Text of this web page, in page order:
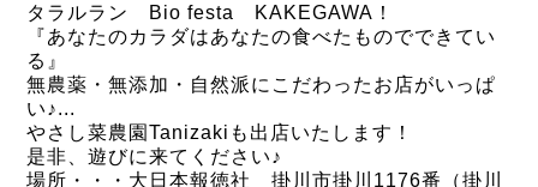
タラルラン Bio festa KAKEGAWA！
『あなたのカラダはあなたの食べたものでできてい
る』
無農薬・無添加・自然派にこだわったお店がいっぱ
い♪...
やさし菜農園Tanizakiも出店いたします！
是非、遊びに来てください♪
場所・・・大日本報徳社 掛川市掛川1176番（掛川